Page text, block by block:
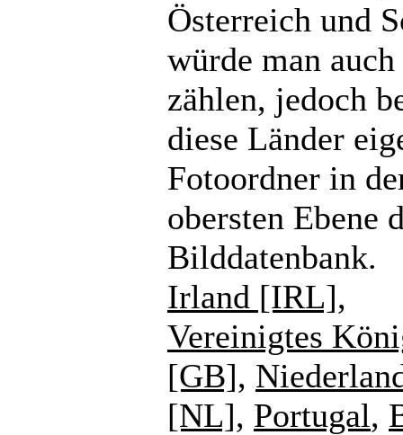
Österreich und
würde man auch
zählen, jedoch
diese Länder
Fotoordner in
obersten Ebene
Bilddatenbank.
Irland [IRL],
Vereinigtes
[GB],
[NL], Portugal,